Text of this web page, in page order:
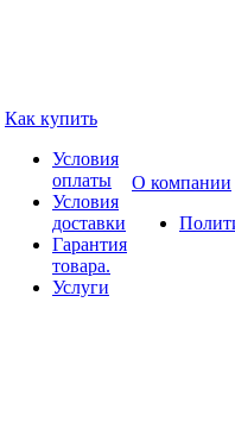
Как купить
Условия
оплаты
Условия
доставки
Гарантия
товара.
Услуги
О компании